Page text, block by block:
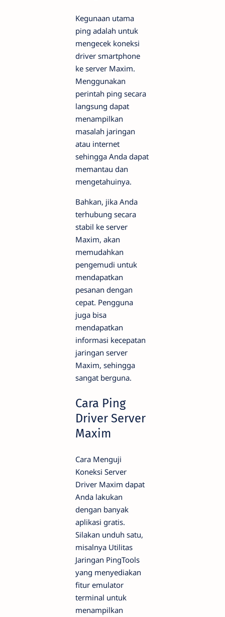
Kegunaan utama
ping adalah untuk
mengecek koneksi
driver smartphone
ke server Maxim.
Menggunakan
perintah ping secara
langsung dapat
menampilkan
masalah jaringan
atau internet
sehingga Anda dapat
memantau dan
mengetahuinya.
Bahkan, jika Anda
terhubung secara
stabil ke server
Maxim, akan
memudahkan
pengemudi untuk
mendapatkan
pesanan dengan
cepat. Pengguna
juga bisa
mendapatkan
informasi kecepatan
jaringan server
Maxim, sehingga
sangat berguna.
Cara Ping
Driver Server
Maxim
Cara Menguji
Koneksi Server
Driver Maxim dapat
Anda lakukan
dengan banyak
aplikasi gratis.
Silakan unduh satu,
misalnya Utilitas
Jaringan PingTools
yang menyediakan
fitur emulator
terminal untuk
menampilkan